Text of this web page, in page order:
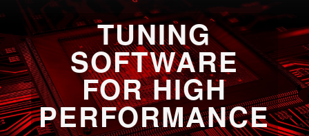
TUNING
SOFTWARE
FOR HIGH
PERFORMANCE